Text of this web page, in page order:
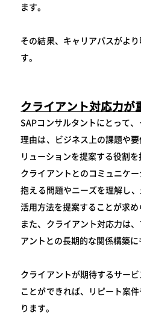
ます。
その結果、キャリアパスがよ
す。
クライアント対応力が
SAPコンサルタントにとって
理由は、ビジネス上の課題や
リューションを提案する役割を
クライアントとのコミュニケ
抱える問題やニーズを理解し
活用方法を提案することが求め
また、クライアント対応力は
アントとの長期的な関係構築に
クライアントが期待するサー
ことができれば、リピート案
ります。